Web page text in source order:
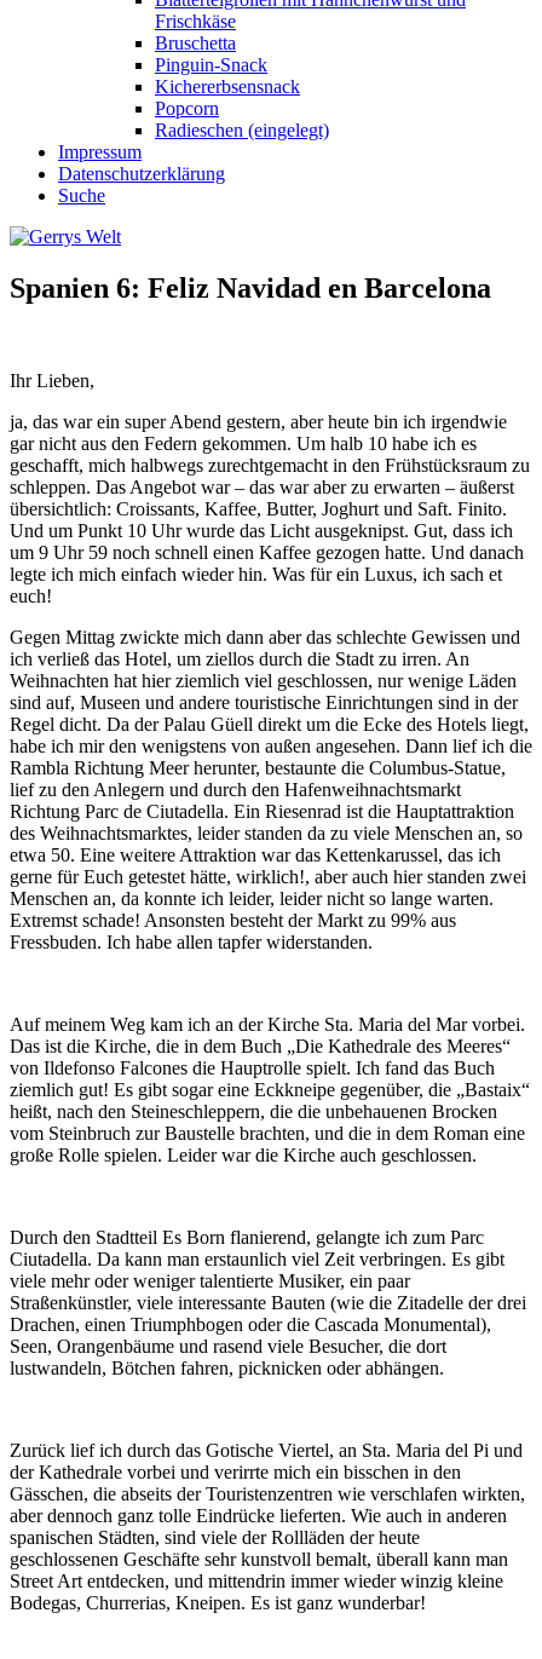
Frischkäse
Bruschetta
Pinguin-Snack
Kichererbsensnack
Popcorn
Radieschen (eingelegt)
Impressum
Datenschutzerklärung
Suche
Spanien 6: Feliz Navidad en Barcelona
Ihr Lieben,
ja, das war ein super Abend gestern, aber heute bin ich irgendwie
gar nicht aus den Federn gekommen. Um halb 10 habe ich es
geschafft, mich halbwegs zurechtgemacht in den Frühstücksraum zu
schleppen. Das Angebot war – das war aber zu erwarten – äußerst
übersichtlich: Croissants, Kaffee, Butter, Joghurt und Saft. Finito.
Und um Punkt 10 Uhr wurde das Licht ausgeknipst. Gut, dass ich
um 9 Uhr 59 noch schnell einen Kaffee gezogen hatte. Und danach
legte ich mich einfach wieder hin. Was für ein Luxus, ich sach et
euch!
Gegen Mittag zwickte mich dann aber das schlechte Gewissen und
ich verließ das Hotel, um ziellos durch die Stadt zu irren. An
Weihnachten hat hier ziemlich viel geschlossen, nur wenige Läden
sind auf, Museen und andere touristische Einrichtungen sind in der
Regel dicht. Da der Palau Güell direkt um die Ecke des Hotels liegt,
habe ich mir den wenigstens von außen angesehen. Dann lief ich die
Rambla Richtung Meer herunter, bestaunte die Columbus-Statue,
lief zu den Anlegern und durch den Hafenweihnachtsmarkt
Richtung Parc de Ciutadella. Ein Riesenrad ist die Hauptattraktion
des Weihnachtsmarktes, leider standen da zu viele Menschen an, so
etwa 50. Eine weitere Attraktion war das Kettenkarussel, das ich
gerne für Euch getestet hätte, wirklich!, aber auch hier standen zwei
Menschen an, da konnte ich leider, leider nicht so lange warten.
Extremst schade! Ansonsten besteht der Markt zu 99% aus
Fressbuden. Ich habe allen tapfer widerstanden.
Auf meinem Weg kam ich an der Kirche Sta. Maria del Mar vorbei.
Das ist die Kirche, die in dem Buch „Die Kathedrale des Meeres“
von Ildefonso Falcones die Hauptrolle spielt. Ich fand das Buch
ziemlich gut! Es gibt sogar eine Eckkneipe gegenüber, die „Bastaix“
heißt, nach den Steineschleppern, die die unbehauenen Brocken
vom Steinbruch zur Baustelle brachten, und die in dem Roman eine
große Rolle spielen. Leider war die Kirche auch geschlossen.
Durch den Stadtteil Es Born flanierend, gelangte ich zum Parc
Ciutadella. Da kann man erstaunlich viel Zeit verbringen. Es gibt
viele mehr oder weniger talentierte Musiker, ein paar
Straßenkünstler, viele interessante Bauten (wie die Zitadelle der drei
Drachen, einen Triumphbogen oder die Cascada Monumental),
Seen, Orangenbäume und rasend viele Besucher, die dort
lustwandeln, Bötchen fahren, picknicken oder abhängen.
Zurück lief ich durch das Gotische Viertel, an Sta. Maria del Pi und
der Kathedrale vorbei und verirrte mich ein bisschen in den
Gässchen, die abseits der Touristenzentren wie verschlafen wirkten,
aber dennoch ganz tolle Eindrücke lieferten. Wie auch in anderen
spanischen Städten, sind viele der Rollläden der heute
geschlossenen Geschäfte sehr kunstvoll bemalt, überall kann man
Street Art entdecken, und mittendrin immer wieder winzig kleine
Bodegas, Churrerias, Kneipen. Es ist ganz wunderbar!